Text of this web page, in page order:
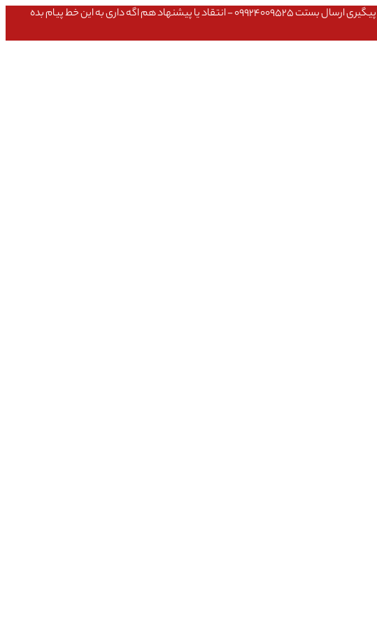
عشق داداش قیمتای سایت به روزه،خرید عمده داشتی یا مشکلی تو خرید از سایت ۰۹۱۰۹۸۰۸۵۶۵- مشکلی بعد از خریدت داشتی ۰۹۱۹۱۴۹۳۵۴۶ - پیگیری ارسال بستت ۰۹۹۲۴۰۰۹۵۲۵ - انتقاد یا پیشنهاد هم اگه داری به این خط پیام بده